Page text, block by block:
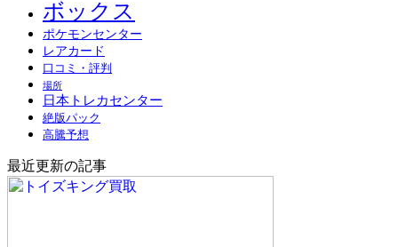
ボックス
ポケモンセンター
レアカード
口コミ・評判
場所
日本トレカセンター
絶版パック
高騰予想
最近更新の記事